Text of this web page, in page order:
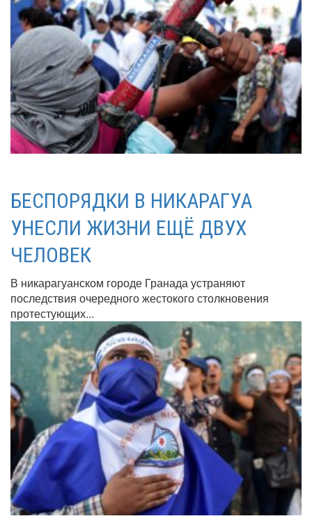
БЕСПОРЯДКИ В НИКАРАГУА
УНЕСЛИ ЖИЗНИ ЕЩЁ ДВУХ
ЧЕЛОВЕК
В никарагуанском городе Гранада устраняют
последствия очередного жестокого столкновения
протестующих...